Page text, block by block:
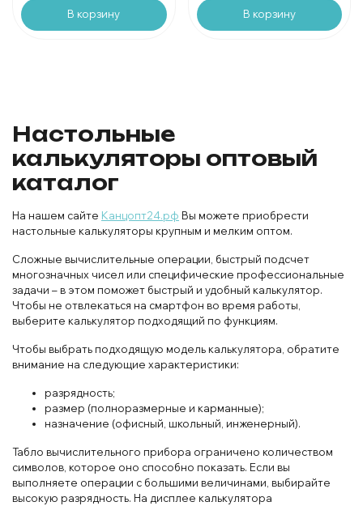
В корзину В корзину
Настольные
калькуляторы оптовый
каталог
На нашем сайте Канцопт24.рф Вы можете приобрести
настольные калькуляторы крупным и мелким оптом.
Сложные вычислительные операции, быстрый подсчет
многозначных чисел или специфические профессиональные
задачи – в этом поможет быстрый и удобный калькулятор.
Чтобы не отвлекаться на смартфон во время работы,
выберите калькулятор подходящий по функциям.
Чтобы выбрать подходящую модель калькулятора, обратите
внимание на следующие характеристики:
разрядность;
размер (полноразмерные и карманные);
назначение (офисный, школьный, инженерный).
Табло вычислительного прибора ограничено количеством
символов, которое оно способно показать. Если вы
выполняете операции с большими величинами, выбирайте
высокую разрядность. На дисплее калькулятора